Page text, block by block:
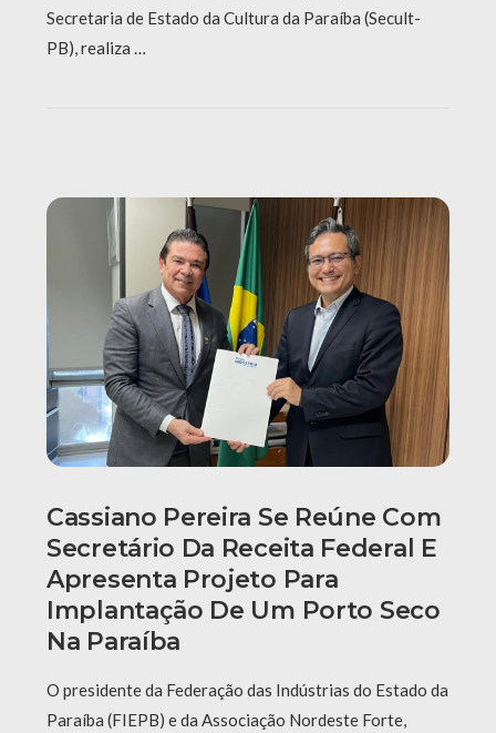
Secretaria de Estado da Cultura da Paraíba (Secult-
PB), realiza …
Cassiano Pereira Se Reúne Com
Secretário Da Receita Federal E
Apresenta Projeto Para
Implantação De Um Porto Seco
Na Paraíba
O presidente da Federação das Indústrias do Estado da
Paraíba (FIEPB) e da Associação Nordeste Forte,